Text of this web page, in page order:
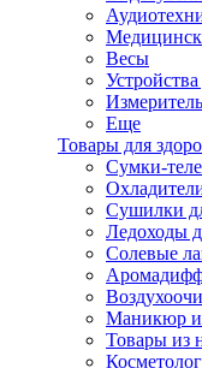
Весы
Еще
Товары для
Сумки-
Сушилки
Ледоходы
Солевые
Маникюр
Товары из